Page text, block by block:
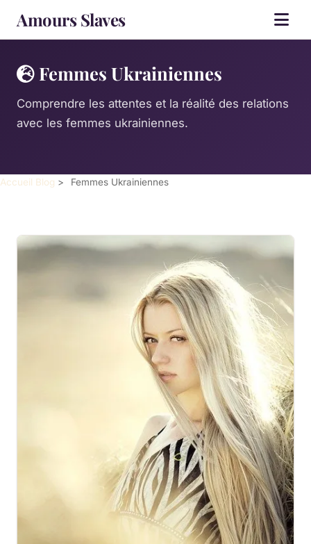
Amours Slaves
Femmes Ukrainiennes
Comprendre les attentes et la réalité des relations
avec les femmes ukrainiennes.
Accueil Blog > Femmes Ukrainiennes